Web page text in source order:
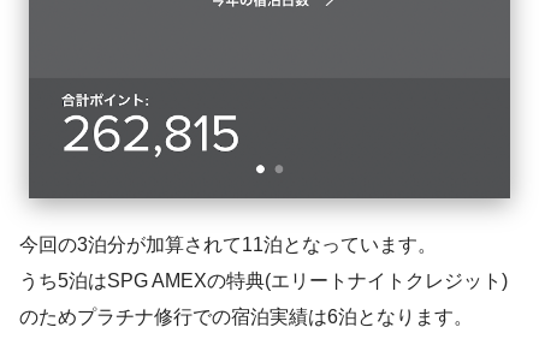
今回の3泊分が加算されて11泊となっています。
うち5泊はSPG AMEXの特典(エリートナイトクレジット)
のためプラチナ修行での宿泊実績は6泊となります。